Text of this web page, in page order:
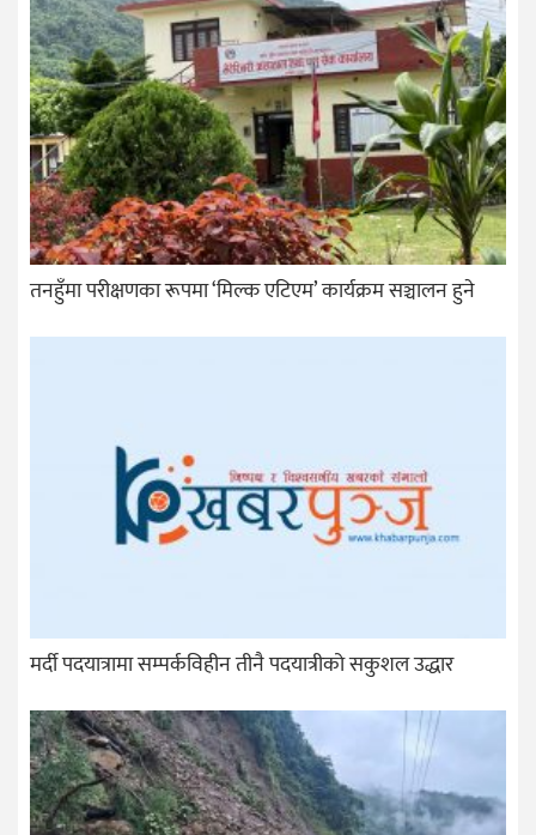
तनहुँमा परीक्षणका रूपमा ‘मिल्क एटिएम’ कार्यक्रम सञ्चालन हुने
मर्दी पदयात्रामा सम्पर्कविहीन तीनै पदयात्रीको सकुशल उद्धार